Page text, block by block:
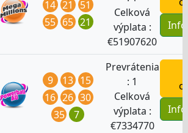
14 21
51
55 65 21
Celková
výplata :
€51907620
9 13 15
16 26 30
35
7
Prevrátenia
: 1
Celková
výplata :
€7334770